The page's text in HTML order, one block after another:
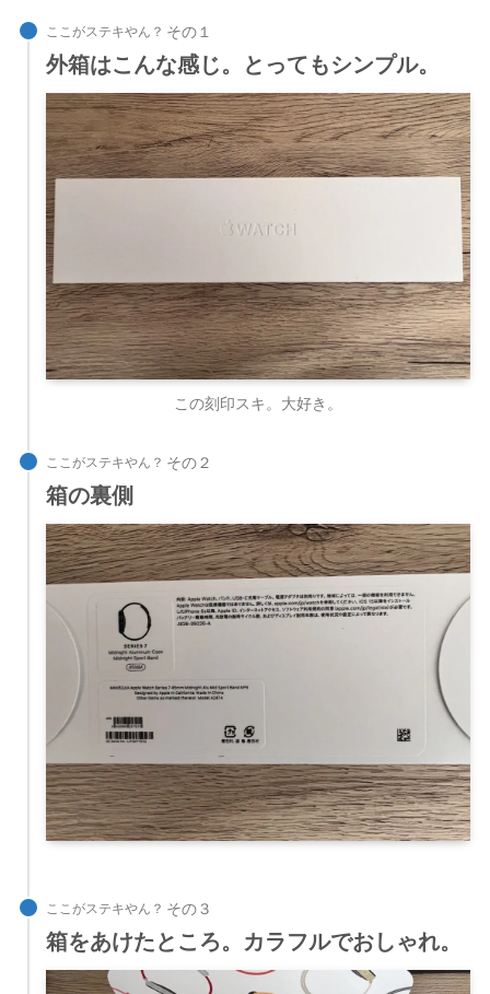
ここがステキやん？
外箱はこんな感じ。とってもシンプル。
この刻印スキ。大好き。
ここがステキやん？
箱の裏側
ここがステキやん？
箱をあけたところ。カラフルでおしゃれ。